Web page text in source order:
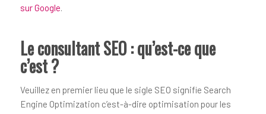
sur Google.
Le consultant SEO : qu’est-ce que
c’est ?
Veuillez en premier lieu que le sigle SEO signifie Search
Engine Optimization c’est-à-dire optimisation pour les